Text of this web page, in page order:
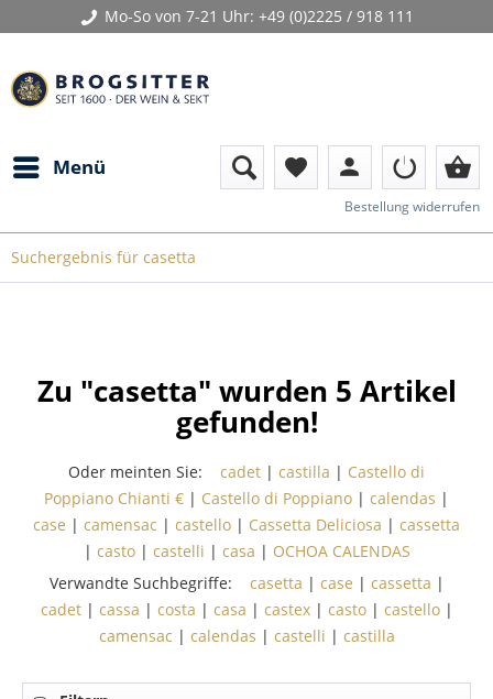
Mo-So von 7-21 Uhr: +49 (0)2225 / 918 111
Menü favorite person shopping_basket
Bestellung widerrufen
Suchergebnis für casetta
Zu "casetta" wurden 5 Artikel
gefunden!
Oder meinten Sie: cadet | castilla | Castello di
Poppiano Chianti € | Castello di Poppiano | calendas |
case | camensac | castello | Cassetta Deliciosa | cassetta
| casto| castelli | casa | OCHOA CALENDAS
Verwandte Suchbegriffe:
casetta | case | cassetta |
cadet| cassa | costa | casa | castex| casto| castello|
camensac | calendas | castelli | castilla